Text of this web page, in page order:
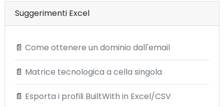
Suggerimenti Excel
📄 Come ottenere un dominio dall'email
📄 Matrice tecnologica a cella singola
📄 Esporta i profili BuiltWith in Excel/CSV